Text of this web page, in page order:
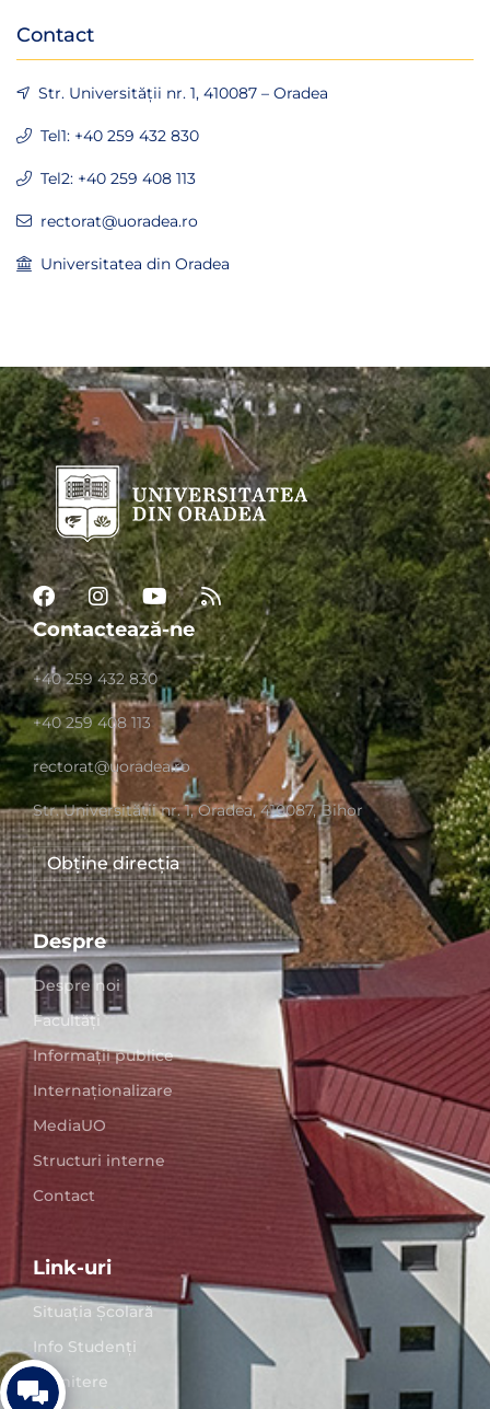
Contact
Str. Universității nr. 1, 410087 – Oradea
Tel1: +40 259 432 830
Tel2: +40 259 408 113
rectorat@uoradea.ro
Universitatea din Oradea
Contactează-ne
+40 259 432 830
+40 259 408 113
rectorat@uoradea.ro
Str. Universităţii nr. 1, Oradea, 410087, Bihor
Obține direcția
Despre
Despre noi
Facultăți
Informații publice
Internaționalizare
MediaUO
Structuri interne
Contact
Link-uri
Situaţia Școlară
Info Studenți
Admitere